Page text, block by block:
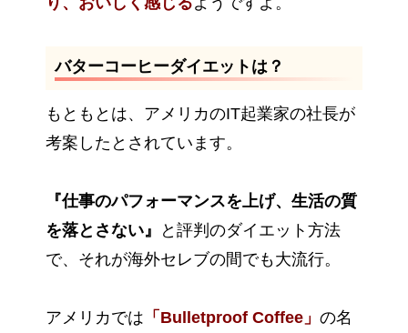
バターコーヒーダイエットは？
もともとは、アメリカのIT起業家の社長が
考案したとされています。
『仕事のパフォーマンスを上げ、生活の質
を落とさない』
と評判のダイエット方法
で、それが海外セレブの間でも大流行。
アメリカでは 「Bulletproof Coffee」 の名